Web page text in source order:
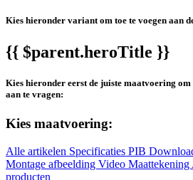
Kies hieronder variant om toe te voegen aan
{{ $parent.heroTitle }}
Kies hieronder eerst de juiste maatvoering
aan te vragen:
Kies maatvoering:
Alle artikelen Specificaties PIB
Montage afbeelding Video Maattekening
producten